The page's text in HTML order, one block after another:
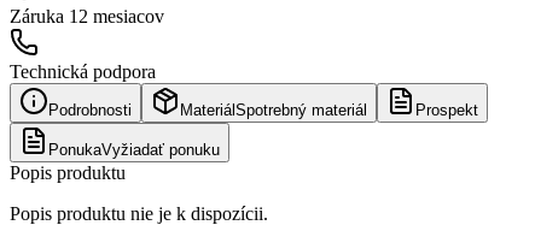
Záruka 12 mesiacov
Technická podpora
Podrobnosti Materiál Spotrebný materiál Prospekt
PonukaVyžiadať ponuku
Popis produktu
Popis produktu nie je k dispozícii.